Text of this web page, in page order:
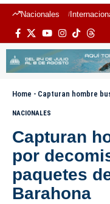
Nacionales
Home - Capturan hombre buscado
NACIONALES
Capturan
por
paquetes
Barahona